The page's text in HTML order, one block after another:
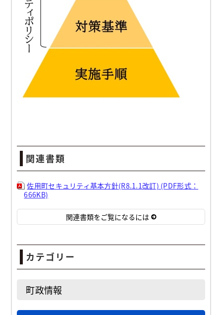
関連書類
佐用町セキュリティ基本方針(R8.1.1改訂) (PDF形式：
666KB)
関連書類をご覧になるには
カテゴリー
町政情報